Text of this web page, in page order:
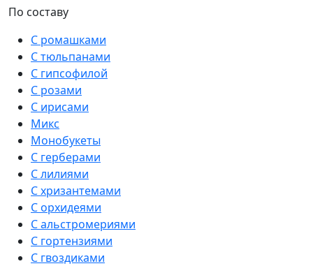
По составу
С ромашками
С тюльпанами
С гипсофилой
С розами
С ирисами
Микс
Монобукеты
С герберами
С лилиями
С хризантемами
С орхидеями
С альстромериями
С гортензиями
С гвоздиками